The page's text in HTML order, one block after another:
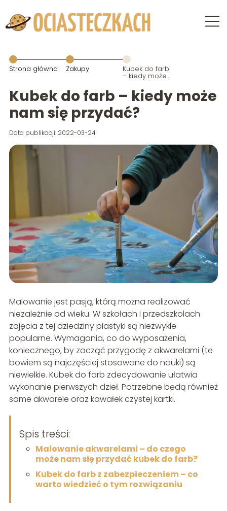
Strona główna Zakupy Kubek do farb
– kiedy może
nam się
przydać?
Kubek do farb – kiedy może
nam się przydać?
Data publikacji: 2022-03-24
Malowanie jest pasją, którą można realizować
niezależnie od wieku. W szkołach i przedszkolach
zajęcia z tej dziedziny plastyki są niezwykle
popularne. Wymagania, co do wyposażenia,
koniecznego, by zacząć przygodę z akwarelami (te
bowiem są najczęściej stosowane do nauki) są
niewielkie. Kubek do farb zdecydowanie ułatwia
wykonanie pierwszych dzieł. Potrzebne będą również
same akwarele oraz kawałek czystej kartki.
Spis treści:
Malowanie akwarelami – do czego
może nam się przydać kubek do farb?
Kubek do farb z zabezpieczeniem – co
warto wiedzieć o tym rozwiązaniu